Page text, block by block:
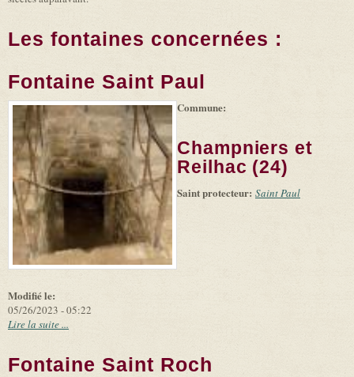
Les fontaines concernées :
Fontaine Saint Paul
-
Leaflet (link is
|
Tiles
(link is
external)
©
Microsoft
and
suppliers
Modifié le:
05/26/2023 - 05:22
Commune:
Champniers et
Reilhac (24)
Saint protecteur: Saint Paul
Lire la suite ...
Fontaine Saint Roch